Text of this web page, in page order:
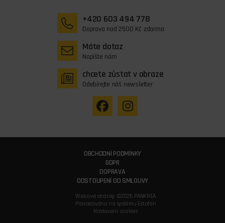
+420 603 494 778
Doprava nad 2500 Kč zdarma
Máte dotaz
Napište nám
chcete zůstat v obraze
Odebírejte náš newsletter
OBCHODNÍ PODMÍNKY
GDPR
DOPRAVA
ODSTOUPENÍ OD SMLOUVY
Webové stránky ©2026 PANKREA
Provozováno na systému Estofan
Nastavení cookies